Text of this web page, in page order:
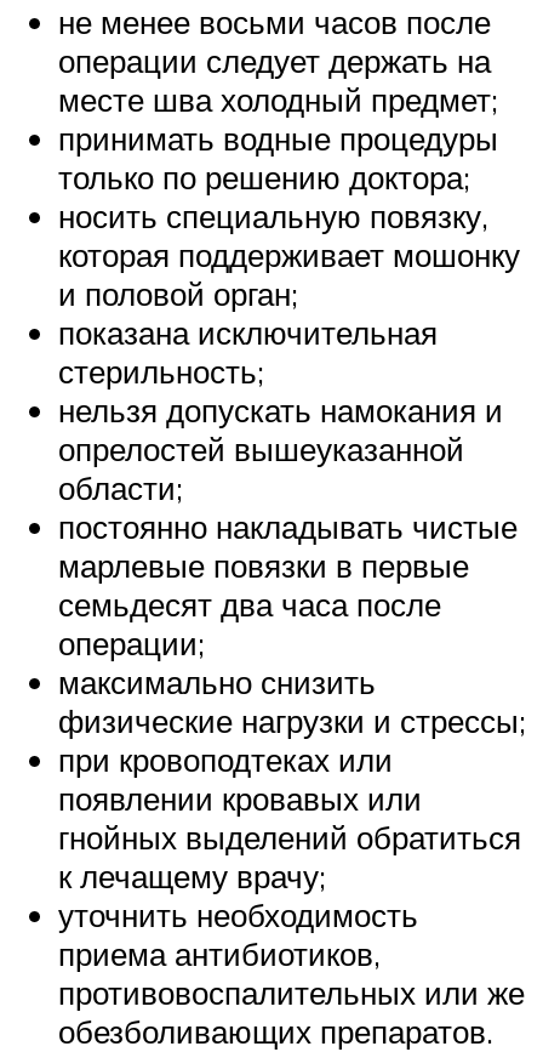
не менее восьми часов после
операции следует держать на
месте шва холодный предмет;
принимать водные процедуры
только по решению доктора;
носить специальную повязку,
которая поддерживает мошонку
и половой орган;
показана исключительная
стерильность;
нельзя допускать намокания и
опрелостей вышеуказанной
области;
постоянно накладывать чистые
марлевые повязки в первые
семьдесят два часа после
операции;
максимально снизить
физические нагрузки и стрессы;
при кровоподтеках или
появлении кровавых или
гнойных выделений обратиться
к лечащему врачу;
уточнить необходимость
приема антибиотиков,
противовоспалительных или же
обезболивающих препаратов.